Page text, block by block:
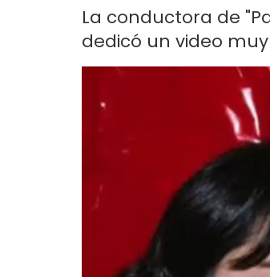
La conductora de
dedicó un video